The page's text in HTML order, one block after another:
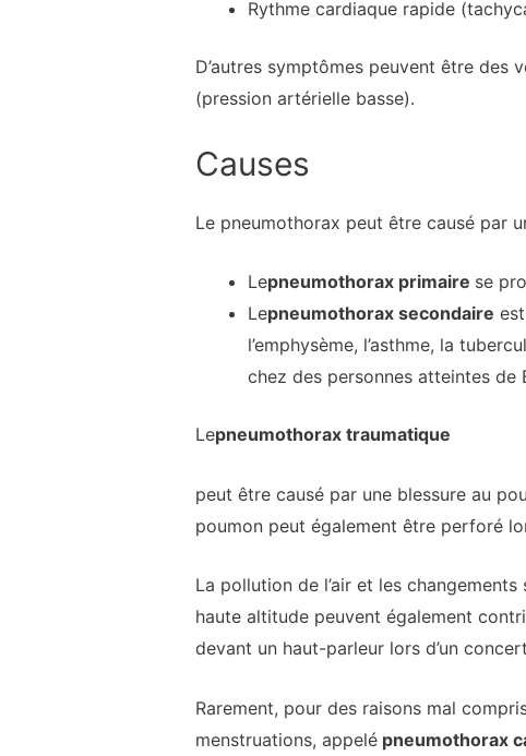
Rythme cardiaque rapide
D’autres symptômes peuvent être des
(pression artérielle basse).
Causes
Le pneumothorax peut être causé par
Lepneumothorax primaire se
Lepneumothorax secondaire
l’emphysème, l’asthme, la
chez des personnes atteintes de
Lepneumothorax traumatique
peut être causé par une blessure au
poumon peut également être perforé
La pollution de l’air et les
haute altitude peuvent également
devant un haut-parleur lors d’un
Rarement, pour des raisons mal
menstruations, appelépneumothorax